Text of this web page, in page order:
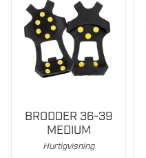
BRODDER 36-39
MEDIUM
Hurtigvisning